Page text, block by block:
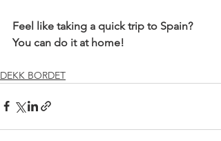
Feel like taking a quick trip to Spain?
You can do it at home!
DEKK BORDET